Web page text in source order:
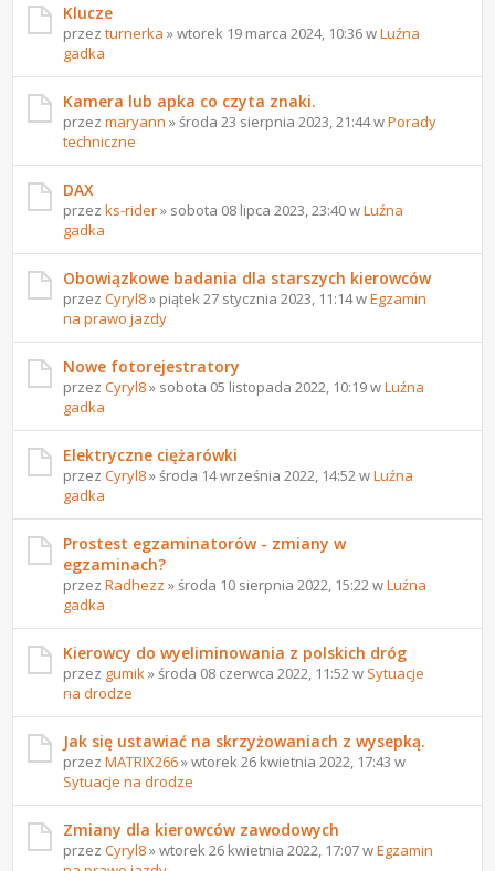
Klucze
przezturnerka » wtorek 19 marca 2024, 10:36 wLuźna
gadka
Kamera lub apka co czyta znaki.
przezmaryann » środa 23 sierpnia 2023, 21:44 wPorady
techniczne
DAX
przezks-rider» sobota 08 lipca 2023, 23:40 wLuźna
gadka
Obowiązkowe badania dla starszych kierowców
przezCyryl8» piątek 27 stycznia 2023, 11:14 wEgzamin
na prawo jazdy
Nowe fotorejestratory
przezCyryl8» sobota 05 listopada 2022, 10:19 wLuźna
gadka
Elektryczne ciężarówki
przezCyryl8» środa 14 września 2022, 14:52 wLuźna
gadka
Prostest egzaminatorów - zmiany w
egzaminach?
przezRadhezz » środa 10 sierpnia 2022, 15:22 wLuźna
gadka
Kierowcy do wyeliminowania z polskich dróg
przez gumik » środa 08 czerwca 2022, 11:52 w Sytuacje
na drodze
Jak się ustawiać na skrzyżowaniach z wysepką.
przezMATRIX266» wtorek 26 kwietnia 2022, 17:43 w
Sytuacje na drodze
Zmiany dla kierowców zawodowych
przezCyryl8» wtorek 26 kwietnia 2022, 17:07 wEgzamin